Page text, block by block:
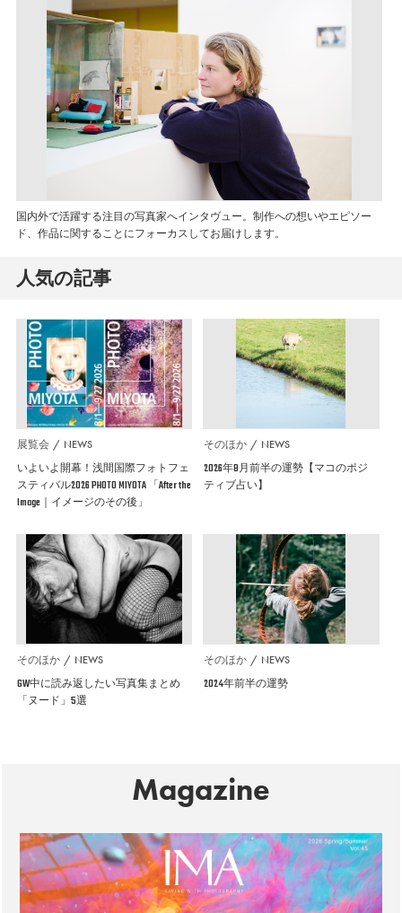
国内外で活躍する注目の写真家へインタヴュー。制作への想いやエピソー
ド、作品に関することにフォーカスしてお届けします。
人気の記事
展覧会 NEWS
いよいよ開幕！浅間国際フォトフェ
スティバル2026 PHOTO MIYOTA 「After the
Image｜イメージのその後」
そのほか NEWS
2026年8月前半の運勢【マコのポジ
ティブ占い】
そのほか NEWS
GW中に読み返したい写真集まとめ
「ヌード」5選
そのほか NEWS
2024年前半の運勢
Magazine